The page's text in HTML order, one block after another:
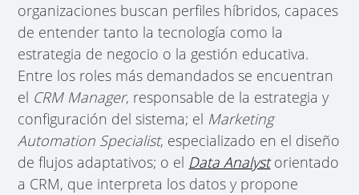
organizaciones buscan perfiles híbridos, capaces
de entender tanto la tecnología como la
estrategia de negocio o la gestión educativa.
Entre los roles más demandados se encuentran
el CRM Manager, responsable de la estrategia y
configuración del sistema; el Marketing
Automation Specialist, especializado en el diseño
de flujos adaptativos; o el Data Analystorientado
a CRM, que interpreta los datos y propone